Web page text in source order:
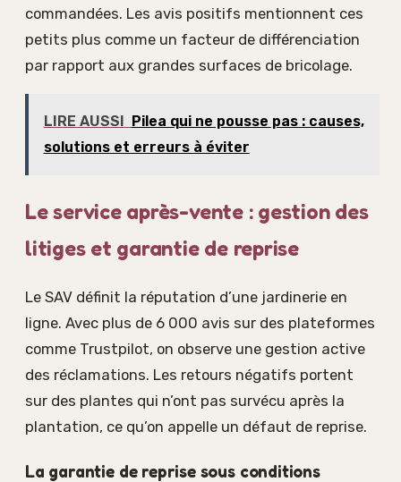
commandées. Les avis positifs mentionnent ces
petits plus comme un facteur de différenciation
par rapport aux grandes surfaces de bricolage.
LIRE AUSSI
Pilea qui ne pousse pas : causes,
solutions et erreurs à éviter
Le service après-vente : gestion des
litiges et garantie de reprise
Le SAV définit la réputation d’une jardinerie en
ligne. Avec plus de 6 000 avis sur des plateformes
comme Trustpilot, on observe une gestion active
des réclamations. Les retours négatifs portent
sur des plantes qui n’ont pas survécu après la
plantation, ce qu’on appelle un défaut de reprise.
La garantie de reprise sous conditions